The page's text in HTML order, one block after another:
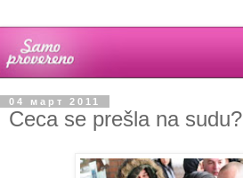
04 март 2011
Ceca se prešla na sudu?